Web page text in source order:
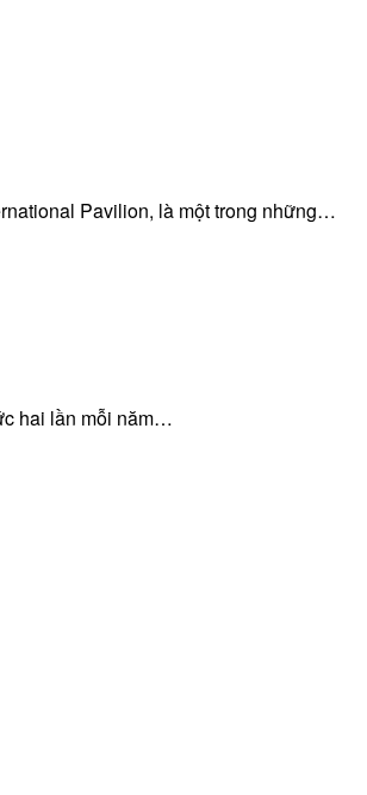
Pavilion, là một trong những…
hai lần mỗi năm…